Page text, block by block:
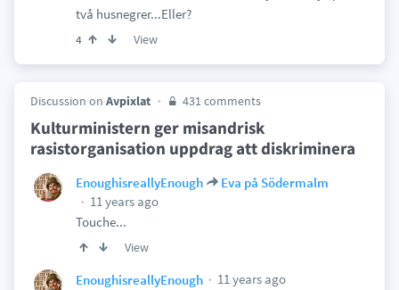
två husnegrer...Eller?
4 View
Discussion on Avpixlat 431 comments
Kulturministern ger misandrisk
rasistorganisation uppdrag att diskriminera
EnoughisreallyEnough
Eva på Södermalm
11 years ago
Touche...
View
EnoughisreallyEnough
11 years ago